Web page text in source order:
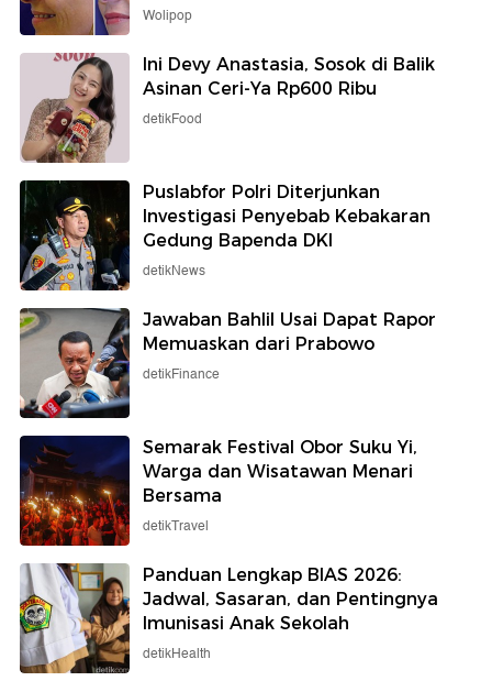
Wolipop
Ini Devy Anastasia, Sosok di Balik
Asinan Ceri-Ya Rp600 Ribu
detikFood
Puslabfor Polri Diterjunkan
Investigasi Penyebab Kebakaran
Gedung Bapenda DKI
detikNews
Jawaban Bahlil Usai Dapat Rapor
Memuaskan dari Prabowo
detikFinance
Semarak Festival Obor Suku Yi,
Warga dan Wisatawan Menari
Bersama
detikTravel
Panduan Lengkap BIAS 2026:
Jadwal, Sasaran, dan Pentingnya
Imunisasi Anak Sekolah
detikHealth